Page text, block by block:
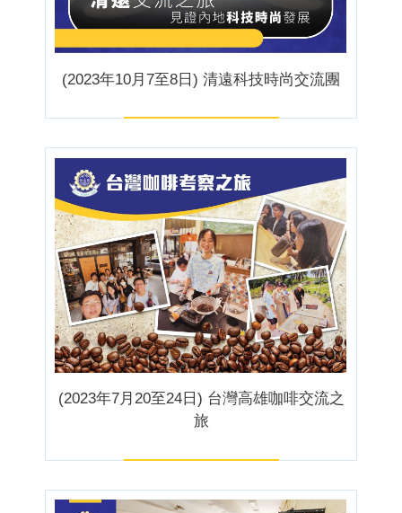
(2023年10月7至8日) 清遠科技時尚交流團
(2023年7月20至24日) 台灣高雄咖啡交流之
旅